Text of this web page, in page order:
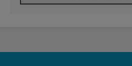
León XIV visitará el
07.08.2026